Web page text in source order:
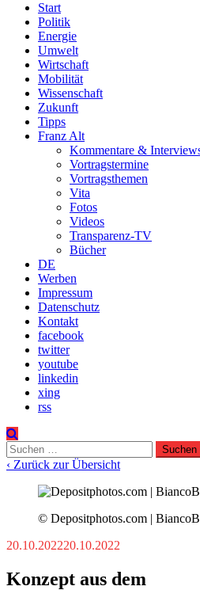
Start
Politik
Energie
Umwelt
Wirtschaft
Mobilität
Wissenschaft
Zukunft
Tipps
Franz Alt
Kommentare &
Vortragstermine
Vortragsthemen
Vita
Fotos
Videos
Transparenz-TV
Bücher
DE
Werben
Impressum
Datenschutz
Kontakt
facebook
twitter
youtube
linkedin
xing
rss
Suchen
nach:
‹ Zurück zur Übersicht
© Depositphotos.com |
20.10.202220.10.2022
Konzept aus dem